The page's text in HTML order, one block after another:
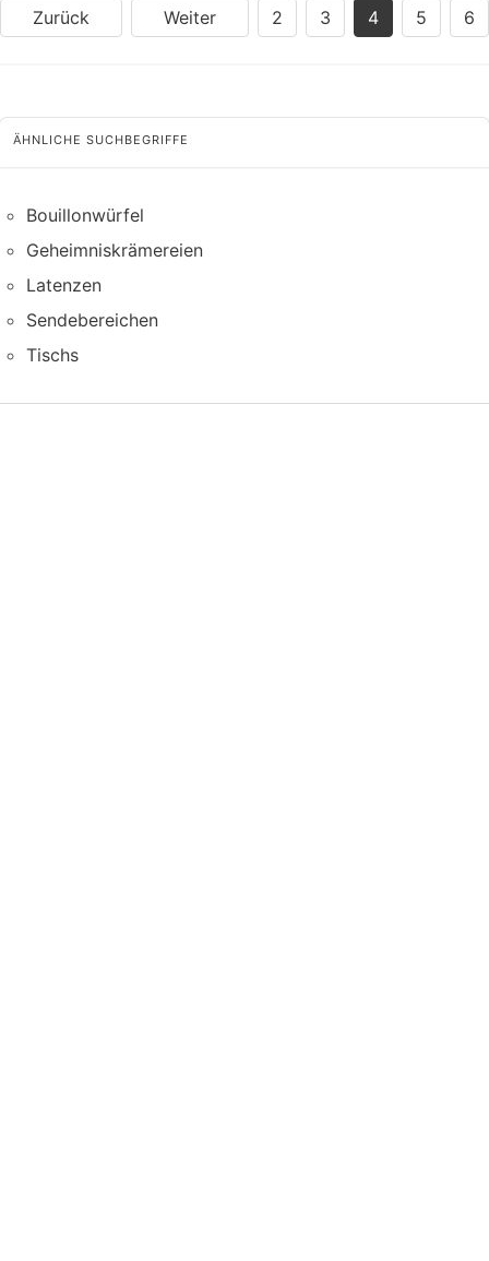
Zurück Weiter 2 3 4 5 6
ÄHNLICHE SUCHBEGRIFFE
Bouillonwürfel
Geheimniskrämereien
Latenzen
Sendebereichen
Tischs